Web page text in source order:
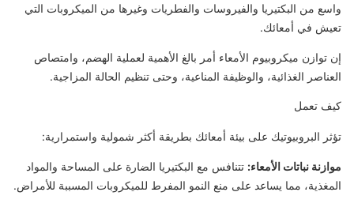
واسع من البكتيريا والفيروسات والفطريات وغيرها من الميكروبات التي
تعيش في أمعائك.
إن توازن ميكروبيوم الأمعاء أمر بالغ الأهمية لعملية الهضم، وامتصاص
العناصر الغذائية، والوظيفة المناعية، وحتى تنظيم الحالة المزاجية.
كيف تعمل
تؤثر البروبيوتيك على بيئة أمعائك بطريقة أكثر شمولية واستمرارية:
موازنة نباتات الأمعاء: تتنافس مع البكتيريا الضارة على المساحة والمواد
المغذية، مما يساعد على منع النمو المفرط للميكروبات المسببة للأمراض.